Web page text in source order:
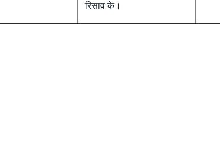
रिसाव के।